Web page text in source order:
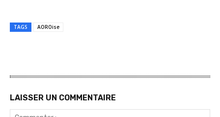
TAGS AOROise
LAISSER UN COMMENTAIRE